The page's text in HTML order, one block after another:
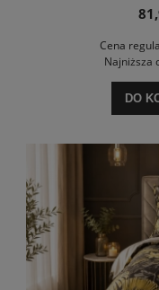
Cena
Najniższa
DO